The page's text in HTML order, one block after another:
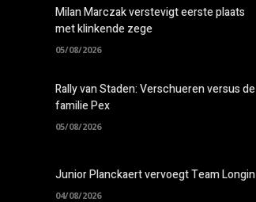
Milan Marczak verstevigt eerste plaats
met klinkende zege
05/08/2026
Rally van Staden: Verschueren versus de
familie Pex
05/08/2026
Junior Planckaert vervoegt Team Longin
04/08/2026